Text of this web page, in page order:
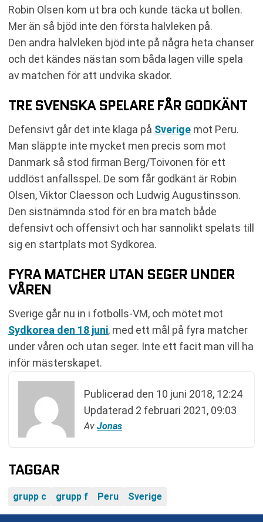
Robin Olsen kom ut bra och kunde täcka ut bollen.
Mer än så bjöd inte den första halvleken på.
Den andra halvleken bjöd inte på några heta chanser
och det kändes nästan som båda lagen ville spela
av matchen för att undvika skador.
TRE SVENSKA SPELARE FÅR GODKÄNT
Defensivt går det inte klaga på Sverige mot Peru.
Man släppte inte mycket men precis som mot
Danmark så stod firman Berg/Toivonen för ett
uddlöst anfallsspel. De som får godkänt är Robin
Olsen, Viktor Claesson och Ludwig Augustinsson.
Den sistnämnda stod för en bra match både
defensivt och offensivt och har sannolikt spelats till
sig en startplats mot Sydkorea.
FYRA MATCHER UTAN SEGER UNDER
VÅREN
Sverige går nu in i fotbolls-VM, och mötet mot
Sydkorea den 18 juni, med ett mål på fyra matcher
under våren och utan seger. Inte ett facit man vill ha
inför mästerskapet.
Publicerad den 10 juni 2018, 12:24
Updaterad 2 februari 2021, 09:03
Av Jonas
TAGGAR
grupp c grupp f Peru Sverige